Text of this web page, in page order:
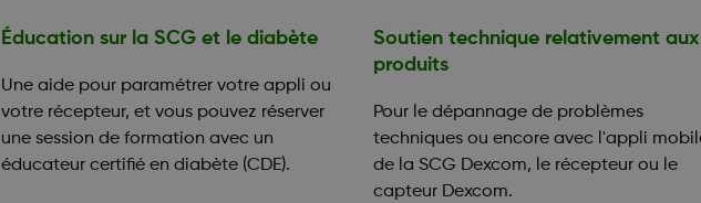
Éducation sur la SCG et le diabète
Une aide pour paramétrer votre appli ou
votre récepteur, et vous pouvez réserver
une session de formation avec un
éducateur certifié en diabète (CDE).
Soutien technique relativement aux
produits
Pour le dépannage de problèmes
techniques ou encore avec l'appli
de la SCG Dexcom, le récepteur ou le
capteur Dexcom.